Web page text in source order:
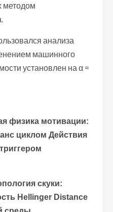
методом
анализа
машинного
установлен на α =
физика мотивации:
циклом Действия
скуки:
Hellinger Distance